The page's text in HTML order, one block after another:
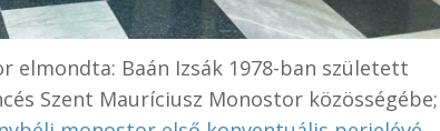
Baán Izsák 1978-ban született
Szent Mauríciusz Monostor közösségébe;